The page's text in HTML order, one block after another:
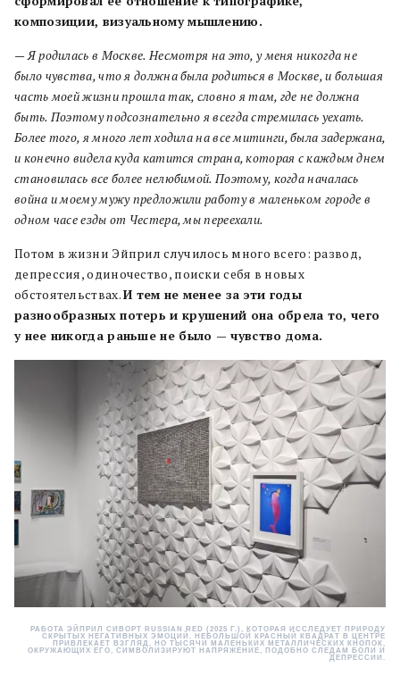
композиции, визуальному мышлению.
— Я родилась в Москве. Несмотря на это, у меня никогда не
было чувства, что я должна была родиться в Москве, и большая
часть моей жизни прошла так, словно я там, где не должна
быть. Поэтому подсознательно я всегда стремилась уехать.
Более того, я много лет ходила на все митинги, была задержана,
и конечно видела куда катится страна, которая с каждым днем
становилась все более нелюбимой. Поэтому, когда началась
война и моему мужу предложили работу в маленьком городе в
одном часе езды от Честера, мы переехали.
Потом в жизни Эйприл случилось много всего: развод,
депрессия, одиночество, поиски себя в новых
обстоятельствах.И тем не менее за эти годы
разнообразных потерь и крушений она обрела то, чего
у нее никогда раньше не было — чувство дома.
РАБОТА ЭЙПРИЛ СИВОРТ RUSSIAN RED (2025 Г.), КОТОРАЯ ИССЛЕДУЕТ ПРИРОДУ
СКРЫТЫХ НЕГАТИВНЫХ ЭМОЦИЙ. НЕБОЛЬШОЙ КРАСНЫЙ КВАДРАТ В ЦЕНТРЕ
ПРИВЛЕКАЕТ ВЗГЛЯД, НО ТЫСЯЧИ МАЛЕНЬКИХ МЕТАЛЛИЧЕСКИХ КНОПОК,
ОКРУЖАЮЩИХ ЕГО, СИМВОЛИЗИРУЮТ НАПРЯЖЕНИЕ, ПОДОБНО СЛЕДАМ БОЛИ И
ДЕПРЕССИИ.